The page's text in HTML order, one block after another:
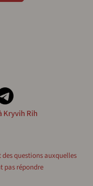
Kryvih Rih
questions auxquelles
pas répondre